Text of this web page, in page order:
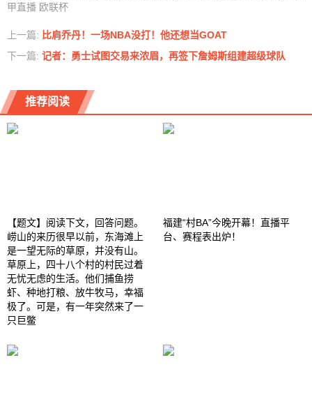
甲直播 欧联杯
上一篇: 比肩乔丹！一场NBA没打！他还想当GOAT
下一篇: 记者：勇士试图交易来浓眉，再签下詹姆斯组建超级球队
推荐阅读
【题文】阅读下文，回答问题。
崂山的来历很早以前，东海滩上
是一望无际的草原，并没有山。
草原上，四十八个村的村民过着
无忧无虑的生活。他们捕鱼捞
虾、种地打粮、放牛牧马，幸福
极了。可是，有一年突然来了一
只巨鳖
福建“村BA”今晚开幕！直播平
台、赛程表出炉！